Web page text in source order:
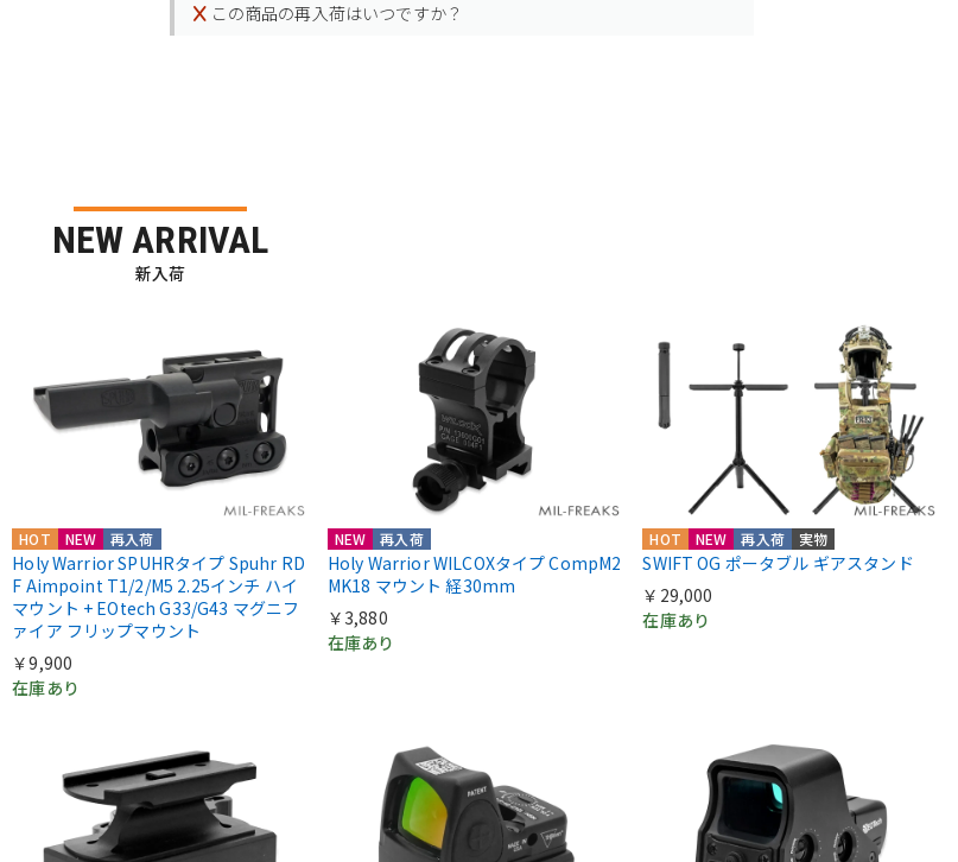
この商品の再入荷はいつですか？
NEW ARRIVAL
新入荷
HOT NEW 再入荷
Holy Warrior SPUHRタイプ Spuhr RD
F Aimpoint T1/2/M5 2.25インチ ハイ
マウント + EOtech G33/G43 マグニフ
ァイア フリップマウント
￥9,900
在庫あり
NEW 再入荷
Holy Warrior WILCOXタイプ CompM2
MK18 マウント 経30mm
￥3,880
在庫あり
HOT NEW 再入荷 実物
SWIFT OG ポータブル ギアスタンド
￥29,000
在庫あり